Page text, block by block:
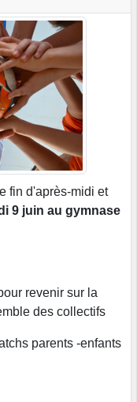
fin d'après-midi et
9 juin au gymnase
revenir sur la
des collectifs
parents -enfants